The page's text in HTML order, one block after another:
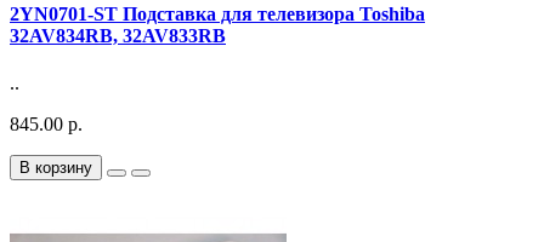
2YN0701-ST Подставка для телевизора Toshiba
32AV834RB, 32AV833RB
..
845.00 р.
В корзину